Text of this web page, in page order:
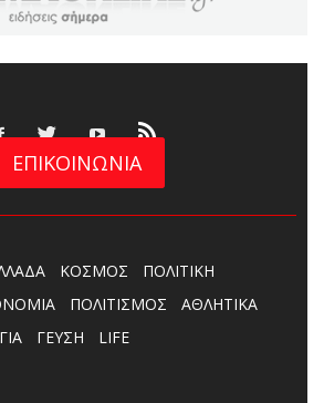
ΕΠΙΚΟΙΝΩΝΙΑ
ΚΟΣΜΟΣ
ΠΟΛΙΤΙΚΗ
ΠΟΛΙΤΙΣΜΟΣ
ΑΘΛΗΤΙΚΑ
ΓΕΥΣΗ LIFE